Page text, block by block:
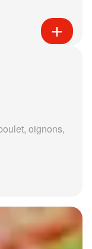
oignons,